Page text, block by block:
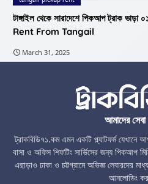
টাঙ্গাইল থেকে সারাদেশে পিকআপ ট্রাক
Rent From Tangail
March 31, 2025
আমাদের সেবা
ট্রাকবিডি৭১.কম এমন একটি প্ল্যাটফর্ম
বাসা ও অফিস শিফটিং সার্ভিসের জন্য পিকআপ
এছাড়াও ঢাকা ও চট্টগ্রামে অভিজ্ঞ লেবারদের
আনলোডিং